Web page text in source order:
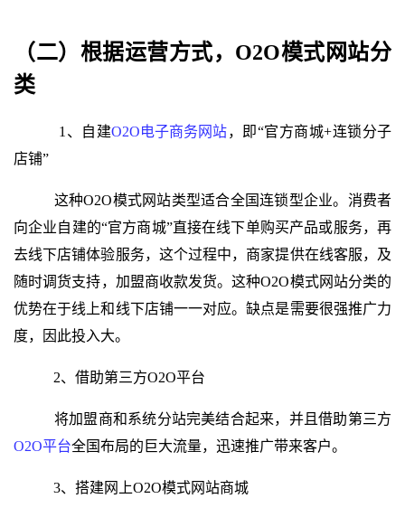
（二）根据运营方式， O2O模式网站分
类
1、自建O2O电子商务网站，即“官方商城+连锁分子
店铺”
这种O2O模式网站类型适合全国连锁型企业。消费者
向企业自建的“官方商城”直接在线下单购买产品或服务，再
去线下店铺体验服务，这个过程中，商家提供在线客服，及
随时调货支持，加盟商收款发货。这种O2O模式网站分类的
优势在于线上和线下店铺一一对应。缺点是需要很强推广力
度，因此投入大。
2、借助第三方O2O平台
将加盟商和系统分站完美结合起来，并且借助第三方
O2O平台全国布局的巨大流量，迅速推广带来客户。
3、搭建网上O2O模式网站商城